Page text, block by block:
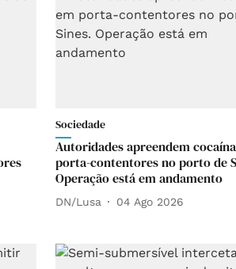
Sociedade
Autoridades apreendem
porta-contentores no porto de
Operação está em andamento
DN/Lusa 04 Ago 2026